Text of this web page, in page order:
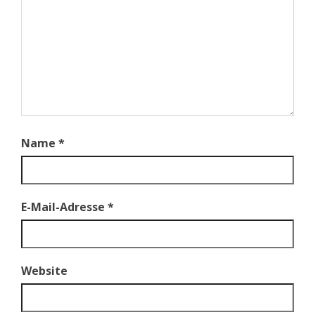
Name *
E-Mail-Adresse *
Website